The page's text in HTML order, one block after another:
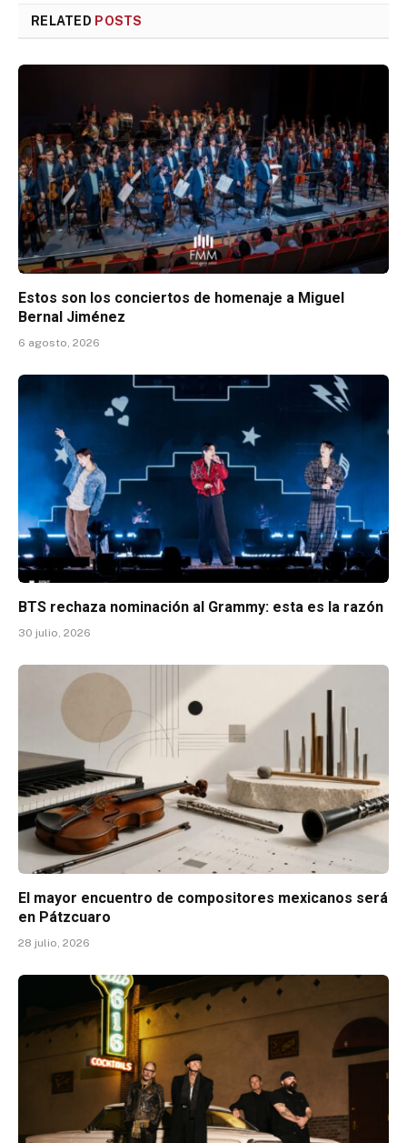
RELATED POSTS
Estos son los conciertos de homenaje a Miguel
Bernal Jiménez
6 agosto, 2026
BTS rechaza nominación al Grammy: esta es la razón
30 julio, 2026
El mayor encuentro de compositores mexicanos será
en Pátzcuaro
28 julio, 2026